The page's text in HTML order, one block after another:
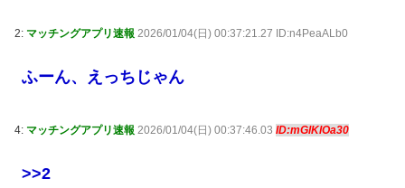
2: マッチングアプリ速報 2026/01/04(日) 00:37:21.27 ID:n4PeaALb0
ふーん、えっちじゃん
4: マッチングアプリ速報 2026/01/04(日) 00:37:46.03 ID:mGlKlOa30
>>2